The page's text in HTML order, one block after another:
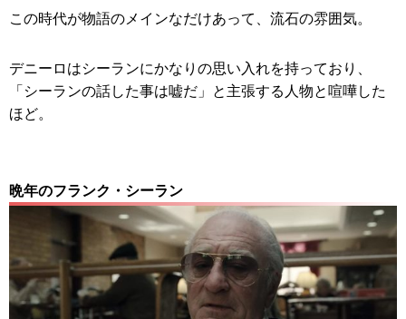
この時代が物語のメインなだけあって、流石の雰囲気。
デニーロはシーランにかなりの思い入れを持っており、
「シーランの話した事は嘘だ」と主張する人物と喧嘩した
ほど。
晩年のフランク・シーラン